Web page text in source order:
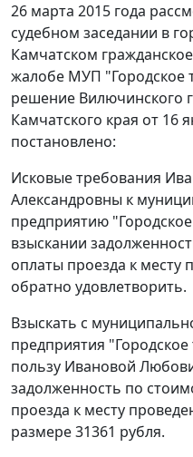
26 марта 2015 года
судебном заседании в
Камчатском
жалобе МУП "Городское
решение Вилючинского
Камчатского края от 16
постановлено:
Исковые требования
Александровны к
предприятию
взыскании
оплаты проезда к месту
обратно удовлетворить.
Взыскать с
предприятия
пользу Ивановой
задолженность по
проезда к месту
размере 31361 рубля.